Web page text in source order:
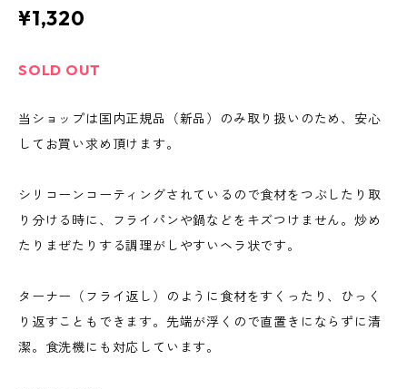
¥1,320
SOLD OUT
当ショップは国内正規品（新品）のみ取り扱いのため、安心
してお買い求め頂けます。
シリコーンコーティングされているので食材をつぶしたり取
り分ける時に、フライパンや鍋などをキズつけません。炒め
たりまぜたりする調理がしやすいヘラ状です。
ターナー（フライ返し）のように食材をすくったり、ひっく
り返すこともできます。先端が浮くので直置きにならずに清
潔。食洗機にも対応しています。